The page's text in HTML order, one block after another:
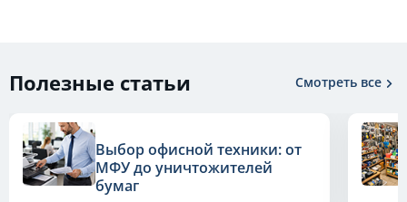
Полезные статьи Смотреть все
Выбор офисной техники: от
МФУ до уничтожителей
бумаг